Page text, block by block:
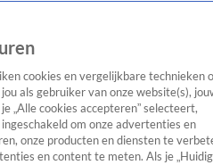
TV Algemeen
Tip
cookies en vergelijkbare technieken
als gebruiker van onze website(s),
„Alle cookies accepteren” selecteert,
om onze advertenties en
onze producten en diensten te
en content te meten. Als je